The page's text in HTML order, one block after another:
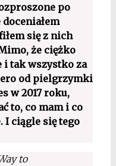
po
się z nich
że ciężko
i tak wszystko za
od pielgrzymki
w 2017 roku,
to, co mam i co
I ciągle się tego
to